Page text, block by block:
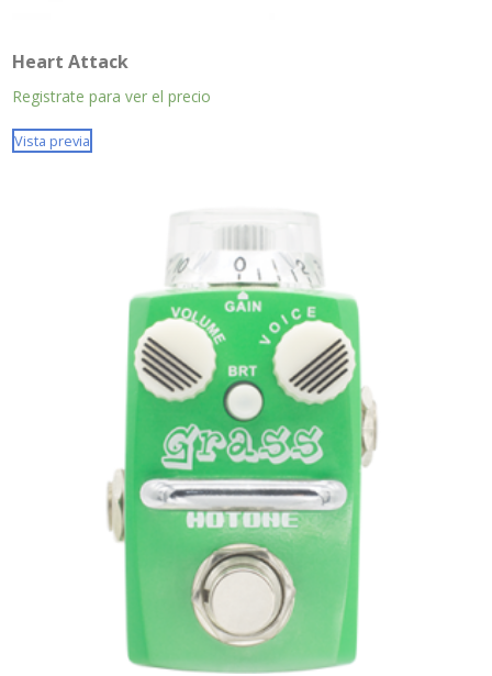
Heart Attack
Registrate para ver el precio
Vista previa